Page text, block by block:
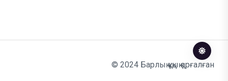
© 2024 Барлық құқық қорғалған